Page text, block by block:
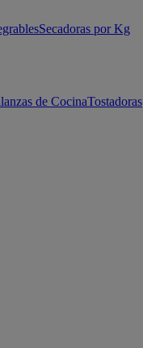
Secadoras por Kg
de CocinaTostadoras